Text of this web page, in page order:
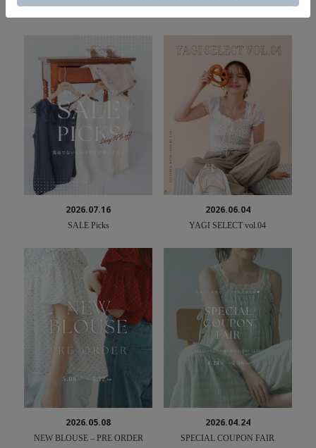
PRESS最新記事
2026.07.16
SALE Picks
2026.06.04
YAGI SELECT vol.04
2026.05.08
NEW BLOUSE – PRE ORDER
2026.04.24
SPECIAL COUPON FAIR